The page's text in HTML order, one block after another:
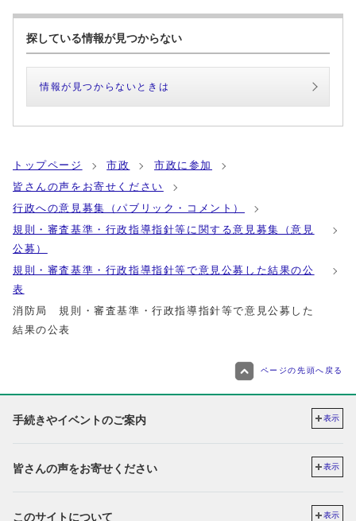
探している情報が見つからない
情報が見つからないときは
トップページ 市政
市政に参加
皆さんの声をお寄せください
行政への意見募集（パブリック・コメント）
規則・審査基準・行政指導指針等に関する意見募集（意見
公募）
規則・審査基準・行政指導指針等で意見公募した結果の公
表
消防局 規則・審査基準・行政指導指針等で意見公募した
結果の公表
ページの先頭へ戻る
手続きやイベントのご案内 表示
皆さんの声をお寄せください 表示
このサイトについて 表示